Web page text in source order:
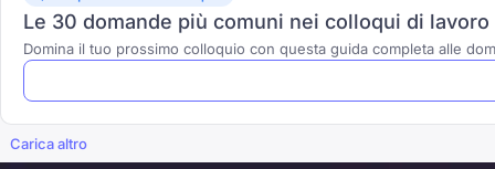
Le 30 domande più comuni nei colloqui di
Domina il tuo prossimo colloquio con questa guida completa alle
Carica altro